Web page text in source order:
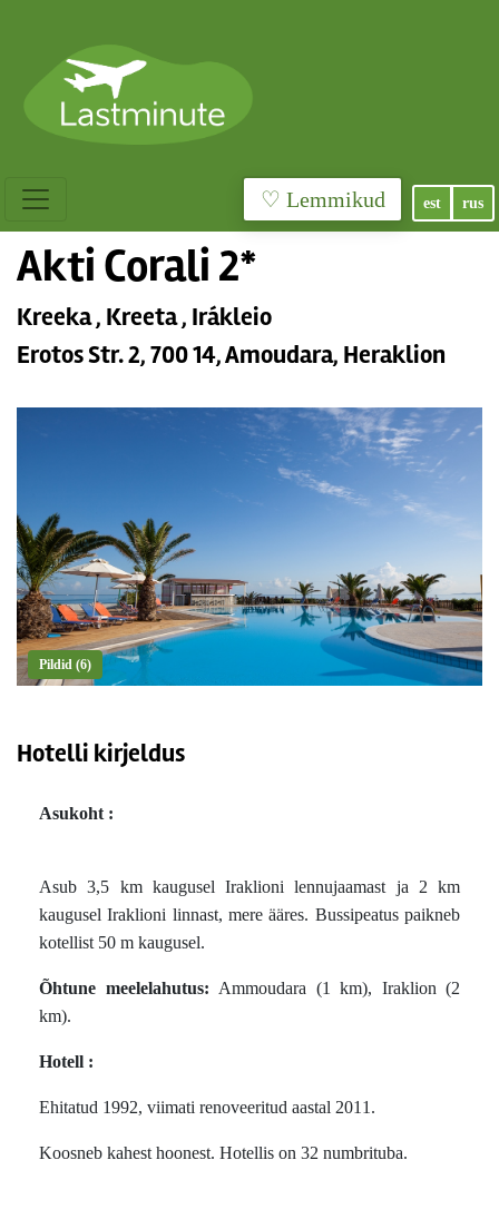
♡ Lemmikud est rus
Akti Corali 2*
Kreeka , Kreeta , Irákleio
Erotos Str. 2, 700 14, Amoudara, Heraklion
Pildid (6)
Hotelli kirjeldus
Asukoht :
Asub 3,5 km kaugusel Iraklioni lennujaamast ja 2 km
kaugusel Iraklioni linnast, mere ääres. Bussipeatus paikneb
kotellist 50 m kaugusel.
Õhtune meelelahutus: Аmmoudara (1 km), Iraklion (2
km).
Hotell :
Ehitatud 1992, viimati renoveeritud aastal 2011.
Koosneb kahest hoonest. Hotellis on 32 numbrituba.